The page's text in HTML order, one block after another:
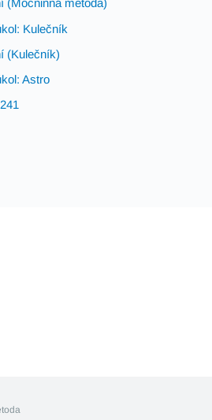
(Mocninná metoda)
Kulečník
(Kulečník)
Astro